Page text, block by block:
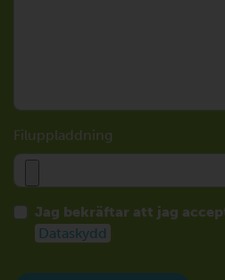
Filuppladdning
Jag bekräftar att jag
Dataskydd